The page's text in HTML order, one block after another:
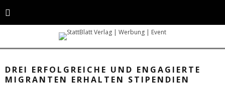
aus Meerbusch und Selin Ecem Altinkaya ebenfalls aus Meerbusch freuten
sich über die Glückwünsche von Landrat Hans-Jürgen Petrauschke. © S.
Büntig / Rhein-Kreis Neuss
DREI ERFOLGREICHE UND ENGAGIERTE
MIGRANTEN ERHALTEN STIPENDIEN